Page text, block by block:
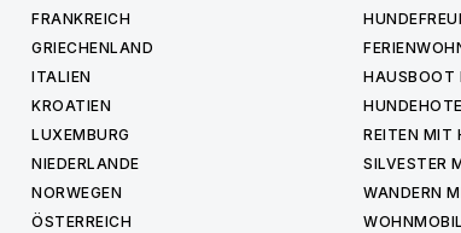
FRANKREICH
GRIECHENLAND
ITALIEN
KROATIEN
LUXEMBURG
NIEDERLANDE
NORWEGEN
ÖSTERREICH
HAUSBOOT
REITEN MIT
SILVESTER
WANDERN